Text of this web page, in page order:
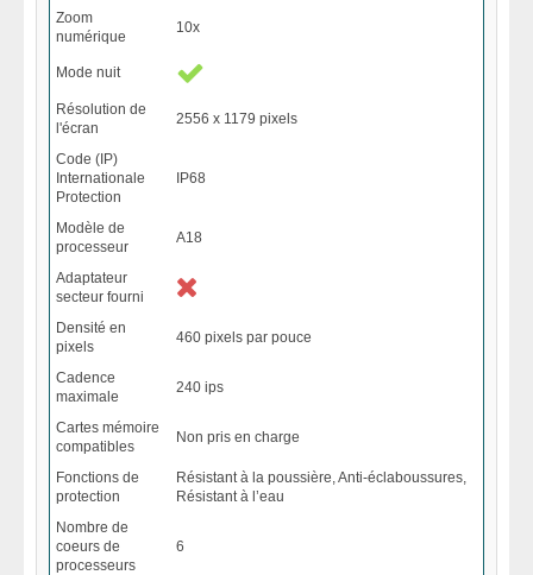
Zoom
numérique
10x
Mode nuit
Résolution de
l'écran
2556 x 1179 pixels
Code (IP)
Internationale
Protection
IP68
Modèle de
processeur
A18
Adaptateur
secteur fourni
Densité en
pixels
460 pixels par pouce
Cadence
maximale
240 ips
Cartes mémoire
compatibles
Non pris en charge
Fonctions de
protection
Résistant à la poussière, Anti-éclaboussures,
Résistant à l’eau
Nombre de
coeurs de
processeurs
6